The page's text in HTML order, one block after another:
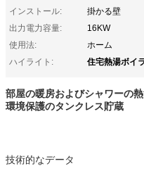
インストール:
掛かる壁
出力電力容量:
16KW
使用法:
ホーム
ハイライト:
住宅熱湯ボイ
部屋の暖房およびシャワーの
環境保護のタンクレス貯蔵
技術的なデータ